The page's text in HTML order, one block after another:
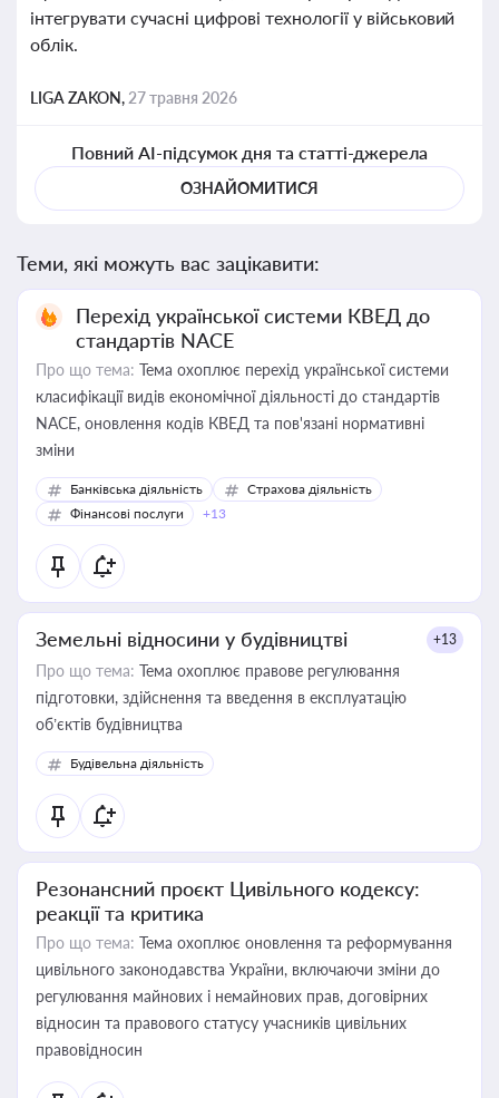
інтегрувати сучасні цифрові технології у військовий
облік.
LIGA ZAKON, 27 травня 2026
Повний AI-підсумок дня та статті-джерела
ОЗНАЙОМИТИСЯ
Теми, які можуть вас зацікавити:
Перехід української системи КВЕД до
стандартів NACE
Про що тема: Тема охоплює перехід української системи
класифікації видів економічної діяльності до стандартів
NACE, оновлення кодів КВЕД та пов'язані нормативні
зміни
Банківська діяльність
Страхова діяльність
Фінансові послуги
+13
Земельні відносини у будівництві +13
Про що тема: Тема охоплює правове регулювання
підготовки, здійснення та введення в експлуатацію
об’єктів будівництва
Будівельна діяльність
Резонансний проєкт Цивільного кодексу:
реакції та критика
Про що тема: Тема охоплює оновлення та реформування
цивільного законодавства України, включаючи зміни до
регулювання майнових і немайнових прав, договірних
відносин та правового статусу учасників цивільних
правовідносин